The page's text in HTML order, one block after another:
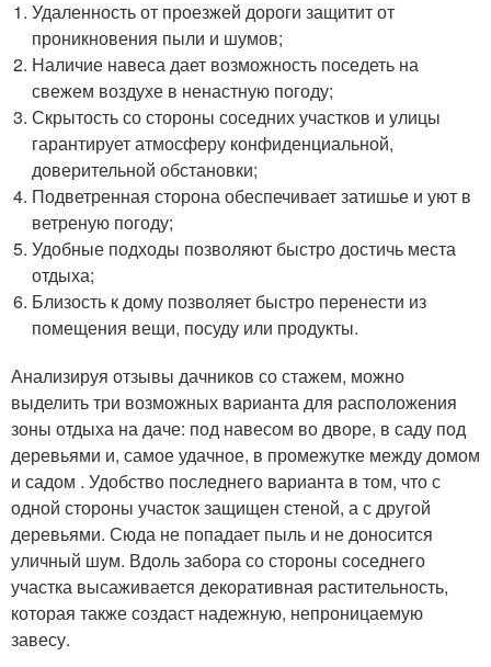
Удаленность от проезжей дороги защитит от
проникновения пыли и шумов;
Наличие навеса дает возможность поседеть на
свежем воздухе в ненастную погоду;
Скрытость со стороны соседних участков и улицы
гарантирует атмосферу конфиденциальной,
доверительной обстановки;
Подветренная сторона обеспечивает затишье и уют в
ветреную погоду;
Удобные подходы позволяют быстро достичь места
отдыха;
Близость к дому позволяет быстро перенести из
помещения вещи, посуду или продукты.
Анализируя отзывы дачников со стажем, можно
выделить три возможных варианта для расположения
зоны отдыха на даче: под навесом во дворе, в саду под
деревьями и, самое удачное, в промежутке между домом
и садом . Удобство последнего варианта в том, что с
одной стороны участок защищен стеной, а с другой
деревьями. Сюда не попадает пыль и не доносится
уличный шум. Вдоль забора со стороны соседнего
участка высаживается декоративная растительность,
которая также создаст надежную, непроницаемую
завесу.